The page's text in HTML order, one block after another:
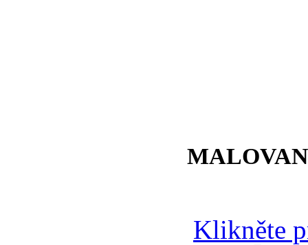
Klikněte